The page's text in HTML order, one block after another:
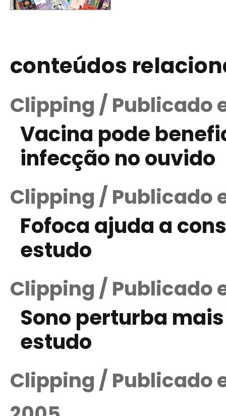
conteúdos
Clipping / Publicado
Vacina pode
infecção no ouvido
Clipping / Publicado
Fofoca ajuda a
estudo
Clipping / Publicado
Sono perturba
estudo
Clipping / Publicado